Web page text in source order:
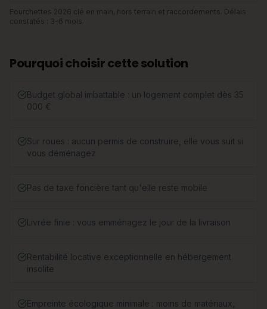
Fourchettes 2026 clé en main, hors terrain et raccordements. Délais
constatés : 3-6 mois.
Pourquoi choisir cette solution
Budget global imbattable : un logement complet dès 35
000 €
Sur roues : aucun permis de construire, elle vous suit si
vous déménagez
Pas de taxe foncière tant qu'elle reste mobile
Livrée finie : vous emménagez le jour de la livraison
Rentabilité locative exceptionnelle en hébergement
insolite
Empreinte écologique minimale : moins de matériaux,